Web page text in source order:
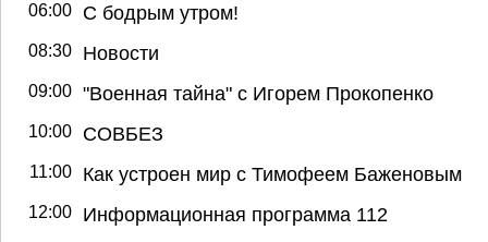
06:00 С бодрым утром!
08:30 Новости
09:00 "Военная тайна" с Игорем Прокопенко
10:00 СОВБЕЗ
11:00 Как устроен мир с Тимофеем Баженовым
12:00 Информационная программа 112